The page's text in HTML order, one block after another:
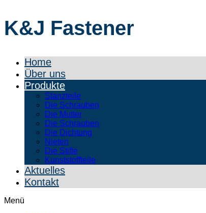
K&J Fastener
Home
Über uns
Produkte
Stanzteile
Die Schrauben
Die Mutter
Die Schrauben
Die Dichtung
Nieten
Die Stifte
Kunststoffteile
Aktuelles
Kontakt
Menü